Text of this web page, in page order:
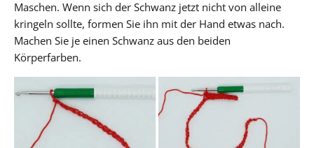
Maschen. Wenn sich der Schwanz jetzt nicht von alleine
kringeln sollte, formen Sie ihn mit der Hand etwas nach.
Machen Sie je einen Schwanz aus den beiden
Körperfarben.